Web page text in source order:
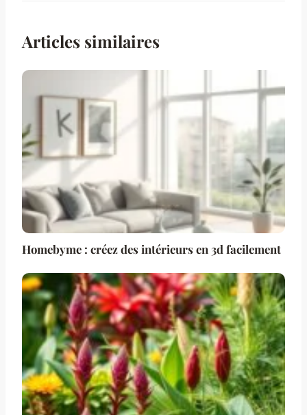
Articles similaires
Homebyme : créez des intérieurs en 3d facilement